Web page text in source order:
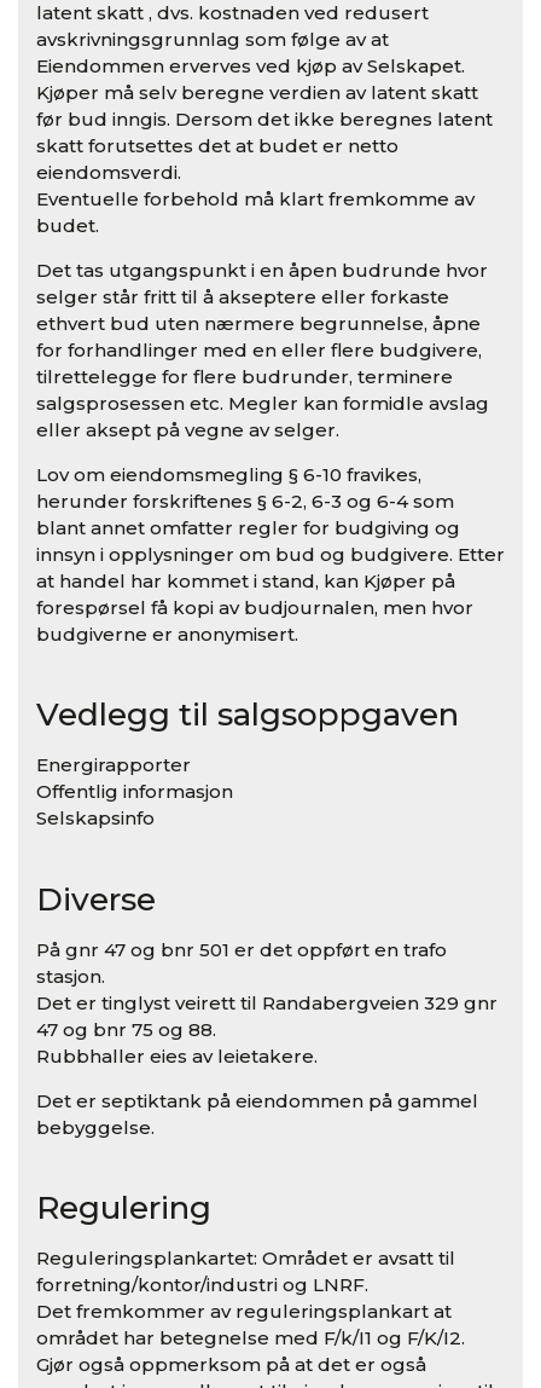
latent skatt , dvs. kostnaden ved redusert
avskrivningsgrunnlag som følge av at
Eiendommen erverves ved kjøp av Selskapet.
Kjøper må selv beregne verdien av latent skatt
før bud inngis. Dersom det ikke beregnes latent
skatt forutsettes det at budet er netto
eiendomsverdi.
Eventuelle forbehold må klart fremkomme av
budet.
Det tas utgangspunkt i en åpen budrunde hvor
selger står fritt til å akseptere eller forkaste
ethvert bud uten nærmere begrunnelse, åpne
for forhandlinger med en eller flere budgivere,
tilrettelegge for flere budrunder, terminere
salgsprosessen etc. Megler kan formidle avslag
eller aksept på vegne av selger.
Lov om eiendomsmegling § 6-10 fravikes,
herunder forskriftenes § 6-2, 6-3 og 6-4 som
blant annet omfatter regler for budgiving og
innsyn i opplysninger om bud og budgivere. Etter
at handel har kommet i stand, kan Kjøper på
forespørsel få kopi av budjournalen, men hvor
budgiverne er anonymisert.
Vedlegg til salgsoppgaven
Energirapporter
Offentlig informasjon
Selskapsinfo
Diverse
På gnr 47 og bnr 501 er det oppført en trafo
stasjon.
Det er tinglyst veirett til Randabergveien 329 gnr
47 og bnr 75 og 88.
Rubbhaller eies av leietakere.
Det er septiktank på eiendommen på gammel
bebyggelse.
Regulering
Reguleringsplankartet: Området er avsatt til
forretning/kontor/industri og LNRF.
Det fremkommer av reguleringsplankart at
området har betegnelse med F/k/I1 og F/K/I2.
Gjør også oppmerksom på at det er også